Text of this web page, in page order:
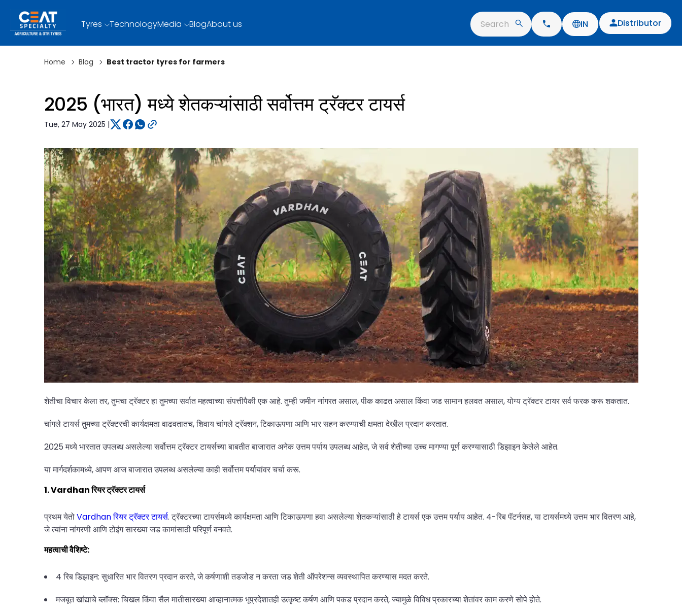
Tyres TechnologyMedia BlogAbout us Search IN Distributor
Home Blog Best tractor tyres for farmers
2025 (भारत) मध्ये शेतकऱ्यांसाठी सर्वोत्तम ट्रॅक्टर टायर्स
Tue, 27 May 2025 |
शेतीचा विचार केला तर, तुमचा ट्रॅक्टर हा तुमच्या सर्वात महत्वाच्या संपत्तीपैकी एक आहे. तुम्ही जमीन नांगरत असाल, पीक काढत असाल किंवा जड सामान हलवत असाल, योग्य ट्रॅक्टर टायर सर्व फरक करू शकतात.
चांगले टायर्स तुमच्या ट्रॅक्टरची कार्यक्षमता वाढवतातच, शिवाय चांगले ट्रॅक्शन, टिकाऊपणा आणि भार सहन करण्याची क्षमता देखील प्रदान करतात.
2025 मध्ये भारतात उपलब्ध असलेल्या सर्वोत्तम ट्रॅक्टर टायर्सच्या बाबतीत बाजारात अनेक उत्तम पर्याय उपलब्ध आहेत, जे सर्व शेतीच्या उच्च मागण्या पूर्ण करण्यासाठी डिझाइन केलेले आहेत.
या मार्गदर्शकामध्ये, आपण आज बाजारात उपलब्ध असलेल्या काही सर्वोत्तम पर्यायांवर चर्चा करू.
1. Vardhan रियर ट्रॅक्टर टायर्स
प्रथम येतोVardhan रियर ट्रॅक्टर टायर्स. ट्रॅक्टरच्या टायर्समध्ये कार्यक्षमता आणि टिकाऊपणा हवा असलेल्या शेतकऱ्यांसाठी हे टायर्स एक उत्तम पर्याय आहेत. 4-रिब पॅटर्नसह, या टायर्समध्ये उत्तम भार वितरण आहे,
जे त्यांना नांगरणी आणि टोइंग सारख्या जड कामांसाठी परिपूर्ण बनवते.
महत्वाची वैशिष्टे:
4 रिब डिझाइन: सुधारित भार वितरण प्रदान करते, जे कर्षणाशी तडजोड न करता जड शेती ऑपरेशन्स व्यवस्थापित करण्यास मदत करते.
मजबूत खांद्याचे ब्लॉक्स: चिखल किंवा सैल मातीसारख्या आव्हानात्मक भूप्रदेशातही उत्कृष्ट कर्षण आणि पकड प्रदान करते, ज्यामुळे विविध प्रकारच्या शेतांवर काम करणे सोपे होते.